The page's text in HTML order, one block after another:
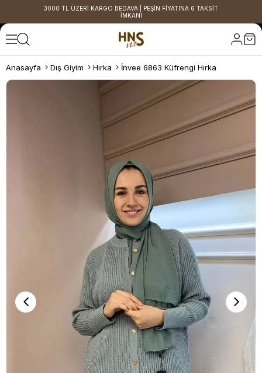
3000 TL ÜZERİ KARGO BEDAVA | PEŞİN FİYATINA 6 TAKSİT
İMKANI
Anasayfa Dış Giyim Hırka İnvee 6863 Küfrengi Hırka